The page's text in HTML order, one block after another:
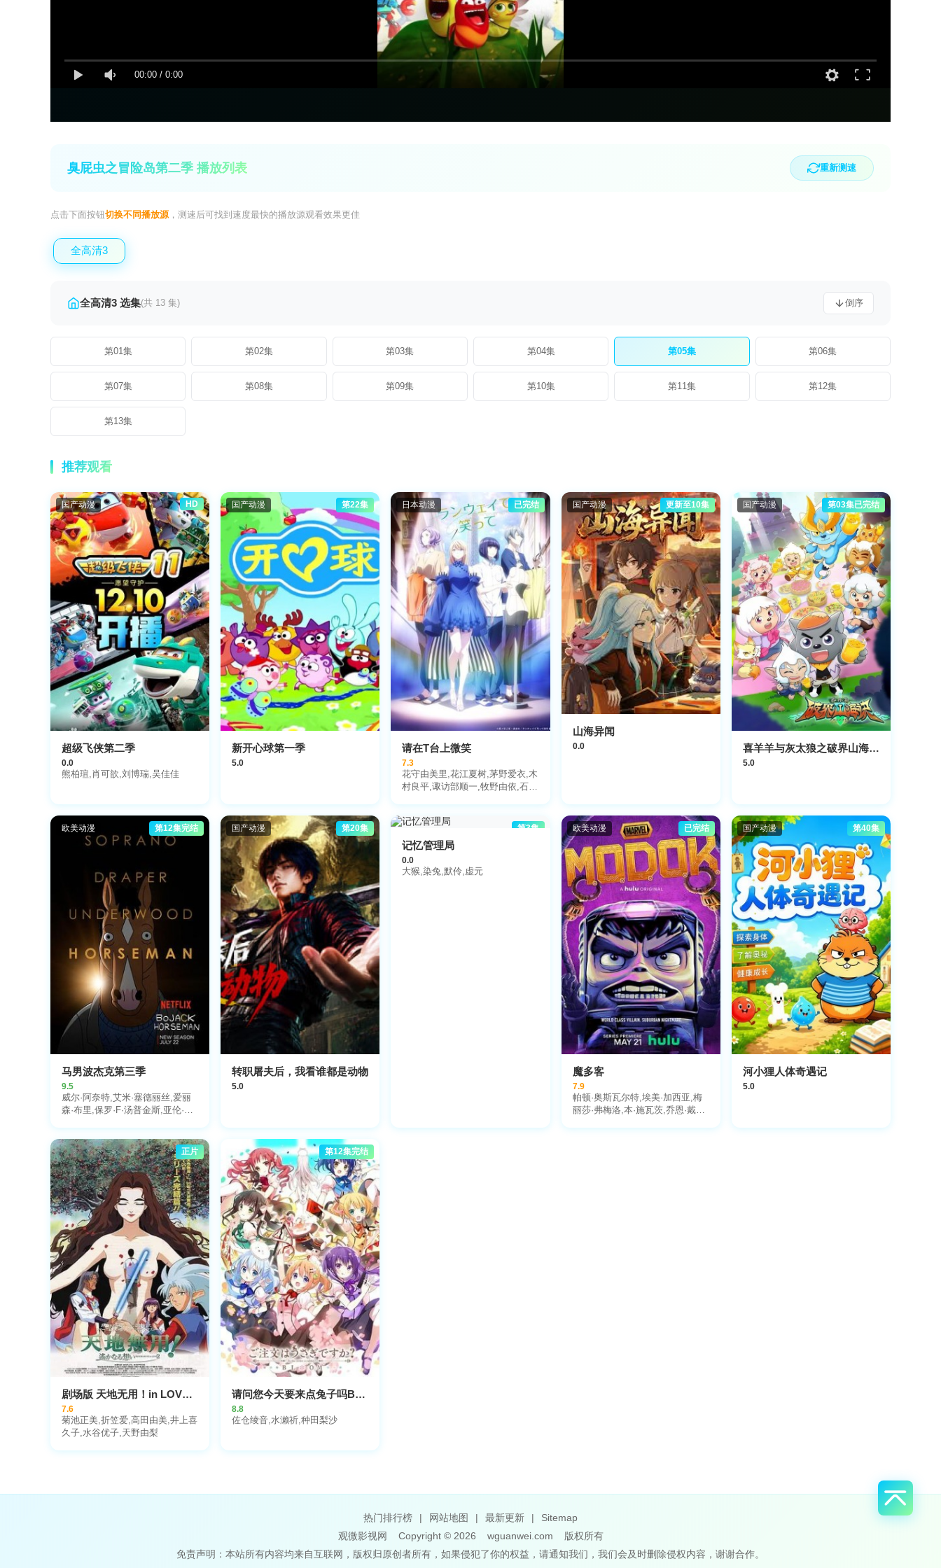
00:00 / 0:00
臭屁虫之冒险岛第二季 播放列表 重新测速
点击下面按钮切换不同播放源，测速后可找到速度最快的播放源观看效果更佳
全高清3
全高清3 选集(共 13 集) 倒序
第01集 第02集 第03集 第04集 第05集 第06集
第07集 第08集 第09集 第10集 第11集 第12集
第13集
推荐观看
国产动漫 HD
超级飞侠第二季
0.0
熊柏瑄,肖可歆,刘博瑞,吴佳佳
国产动漫 第22集
新开心球第一季
5.0
日本动漫 已完结
请在T台上微笑
7.3
花守由美里,花江夏树,茅野爱衣,木
村良平,诹访部顺一,牧野由依,石川
国产动漫 更新至10集
山海异闻
0.0
国产动漫 第03集已完结
喜羊羊与灰太狼之破界山海诀番外篇
5.0
欧美动漫 第12集完结
马男波杰克第三季
9.5
威尔·阿奈特,艾米·塞德丽丝,爱丽
森·布里,保罗·F·汤普金斯,亚伦·保
国产动漫 第20集
转职屠夫后，我看谁都是动物
5.0
第3集
记忆管理局
0.0
大猴,染兔,默伶,虚元
欧美动漫 已完结
魔多客
7.9
帕顿·奥斯瓦尔特,埃美·加西亚,梅
丽莎·弗梅洛,本·施瓦茨,乔恩·戴利,
国产动漫 第40集
河小狸人体奇遇记
5.0
正片
剧场版 天地无用！in LOVE2：遥远的思念
7.6
菊池正美,折笠爱,高田由美,井上喜
久子,水谷优子,天野由梨
第12集完结
请问您今天要来点兔子吗BLOOM
8.8
佐仓绫音,水濑祈,种田梨沙
热门排行榜 | 网站地图 | 最新更新 |
Sitemap
观微影视网
Copyright © 2026 wguanwei.com
版权所有
免责声明：本站所有内容均来自互联网，版权归原创者所有，如果侵犯了你的权益，请通知我们，我们会及时删除侵权内容，谢谢合作。